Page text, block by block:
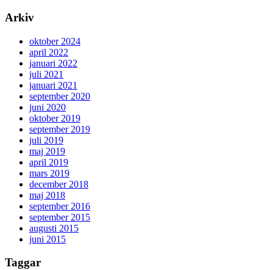
Arkiv
oktober 2024
april 2022
januari 2022
juli 2021
januari 2021
september 2020
juni 2020
oktober 2019
september 2019
juli 2019
maj 2019
april 2019
mars 2019
december 2018
maj 2018
september 2016
september 2015
augusti 2015
juni 2015
Taggar